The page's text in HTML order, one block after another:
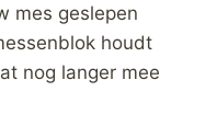
mes geslepen
houdt
nog langer mee